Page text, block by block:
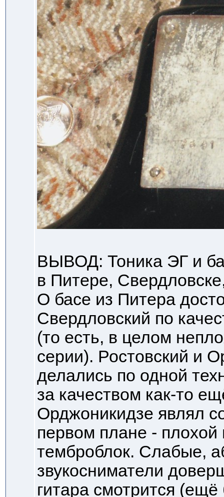
ВЫВОД: Тоника ЭГ и
в Питере,
О басе из Питера
Свердловский по
(то есть, в целом
серии). Ростовский и
делались по одной
за качеством как-то
Орджоникидзе являл
первом плане -
темброблок. Слабые,
звукосниматели
гитара смотрится (ещё